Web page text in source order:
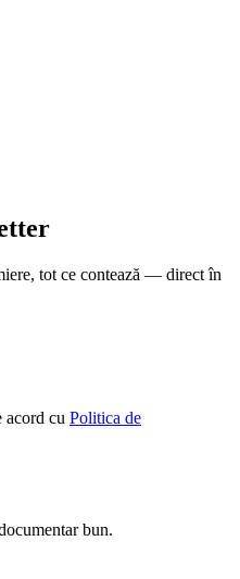
tot ce contează — direct în
acord cu Politica de
bun.